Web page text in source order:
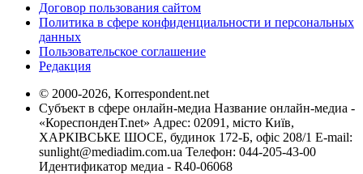
Договор пользования сайтом
Политика в сфере конфиденциальности и персональных
данных
Пользовательское соглашение
Редакция
© 2000-2026, Korrespondent.net
Субъект в сфере онлайн-медиа Название онлайн-медиа -
«КореспонденТ.net» Адрес: 02091, місто Київ,
ХАРКІВСЬКЕ ШОСЕ, будинок 172-Б, офіс 208/1 E-mail:
sunlight@mediadim.com.ua Телефон: 044-205-43-00
Идентификатор медиа - R40-06068